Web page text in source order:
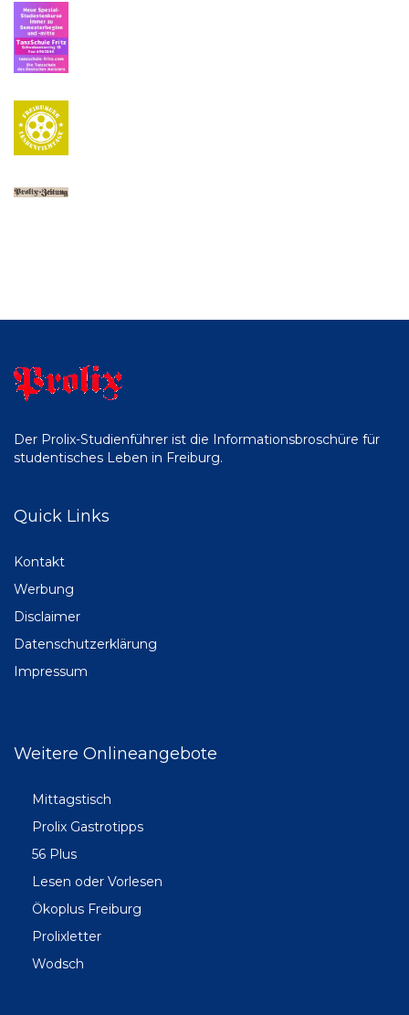
Der Prolix-Studienführer ist die Informationsbroschüre für
studentisches Leben in Freiburg.
Quick Links
Kontakt
Werbung
Disclaimer
Datenschutzerklärung
Impressum
Weitere Onlineangebote
Mittagstisch
Prolix Gastrotipps
56 Plus
Lesen oder Vorlesen
Ökoplus Freiburg
Prolixletter
Wodsch